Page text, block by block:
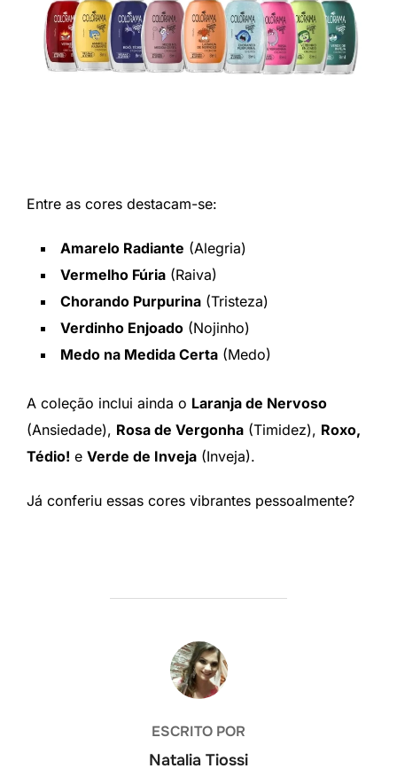
Entre as cores destacam-se:
Amarelo Radiante (Alegria)
Vermelho Fúria (Raiva)
Chorando Purpurina (Tristeza)
Verdinho Enjoado (Nojinho)
Medo na Medida Certa (Medo)
A coleção inclui ainda o Laranja de Nervoso
(Ansiedade), Rosa de Vergonha (Timidez), Roxo,
Tédio! e Verde de Inveja (Inveja).
Já conferiu essas cores vibrantes pessoalmente?
AUTOR DO POST
ESCRITO POR
Natalia Tiossi